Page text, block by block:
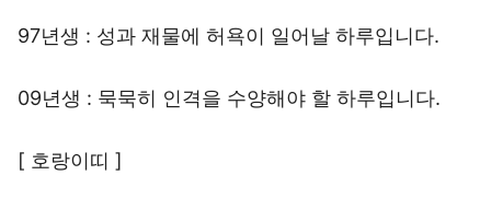
97년생 : 성과 재물에 허욕이 일어날 하루입니다.
09년생 : 묵묵히 인격을 수양해야 할 하루입니다.
[ 호랑이띠 ]